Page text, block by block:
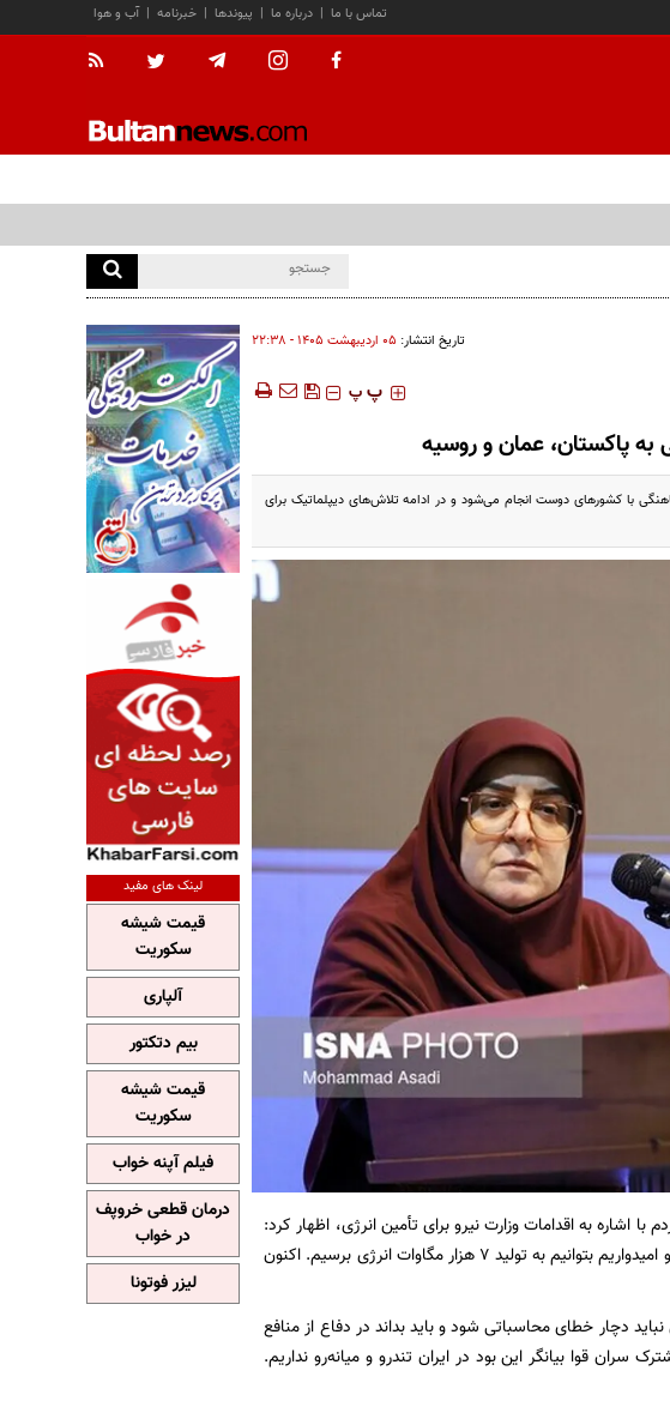
آب و هوا | خبرنامه | پیوندها | درباره ما | تماس با ما
تاریخ انتشار: ۰۵ ارديبهشت ۱۴۰۵ - ۲۲:۳۸
‍‍‍ پ پ
پاکستان، عمان و روسیه
با کشورهای دوست انجام می‌شود و در ادامه تلاش‌های دیپلماتیک برای
اشاره به اقدامات وزارت نیرو برای تأمین انرژی، اظهار کرد:
در طول این مدت وزارت نیرو در حوزه انرژی‌های نو خورشیدی گام بلندی برداشته و امیدواریم بتوانیم به تولید ۷ هزار مگاوات انرژی برسیم. اکنون
دچار خطای محاسباتی شود و باید بداند در دفاع از منافع
قوا بیانگر این بود در ایران تندرو و میانه‌رو نداریم.
لینک های مفید
قیمت شیشه
سکوریت
آلپاری
بیم دتکتور
قیمت شیشه
سکوریت
فیلم آپنه خواب
درمان قطعی خروپف
در خواب
لیزر فوتونا